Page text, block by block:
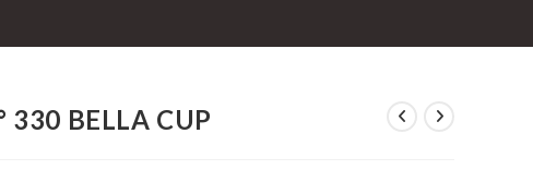
330 BELLA CUP